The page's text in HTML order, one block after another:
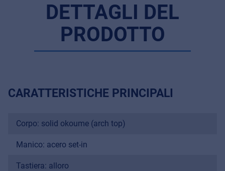
DETTAGLI DEL
PRODOTTO
CARATTERISTICHE PRINCIPALI
Corpo: solid okoume (arch top)
Manico: acero set-in
Tastiera: alloro